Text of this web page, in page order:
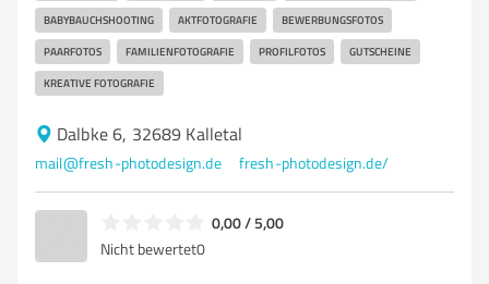
BABYBAUCHSHOOTING AKTFOTOGRAFIE BEWERBUNGSFOTOS
PAARFOTOS FAMILIENFOTOGRAFIE PROFILFOTOS GUTSCHEINE
KREATIVE FOTOGRAFIE
Dalbke 6, 32689 Kalletal
mail@fresh-photodesign.de fresh-photodesign.de/
0,00 / 5,00
Nicht bewertet0